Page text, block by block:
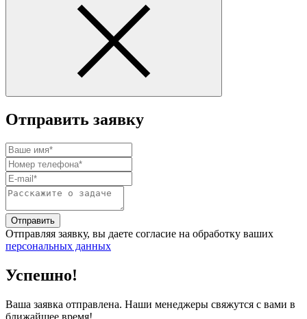
Отправить заявку
Отправить
Отправляя заявку, вы даете согласие на обработку ваших
персональных данных
Успешно!
Ваша заявка отправлена. Наши менеджеры свяжутся с вами в
ближайшее время!